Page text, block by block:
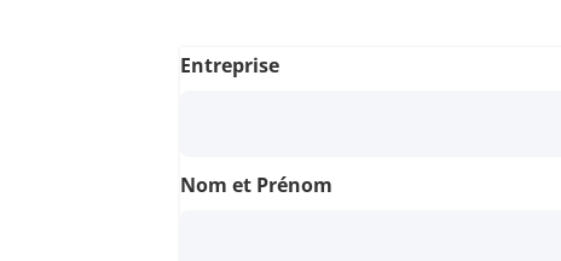
Entreprise
Nom et Prénom